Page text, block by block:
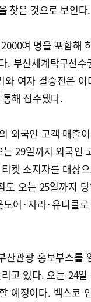
찾은 것으로 보인다.
여 명을 포함해
. 부산세계탁구선
여자 결승전은
해 접수됐다.
외국인 고객 매출
29일까지 외국인
켓 소지자를 대상
도 오는 25일까지
어·자라·유니클
관광 홍보부스를
고 있다. 오는 24
예정이다. 벡스코